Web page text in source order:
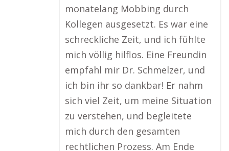
monatelang Mobbing durch
Kollegen ausgesetzt. Es war eine
schreckliche Zeit, und ich fühlte
mich völlig hilflos. Eine Freundin
empfahl mir Dr. Schmelzer, und
ich bin ihr so dankbar! Er nahm
sich viel Zeit, um meine Situation
zu verstehen, und begleitete
mich durch den gesamten
rechtlichen Prozess. Am Ende